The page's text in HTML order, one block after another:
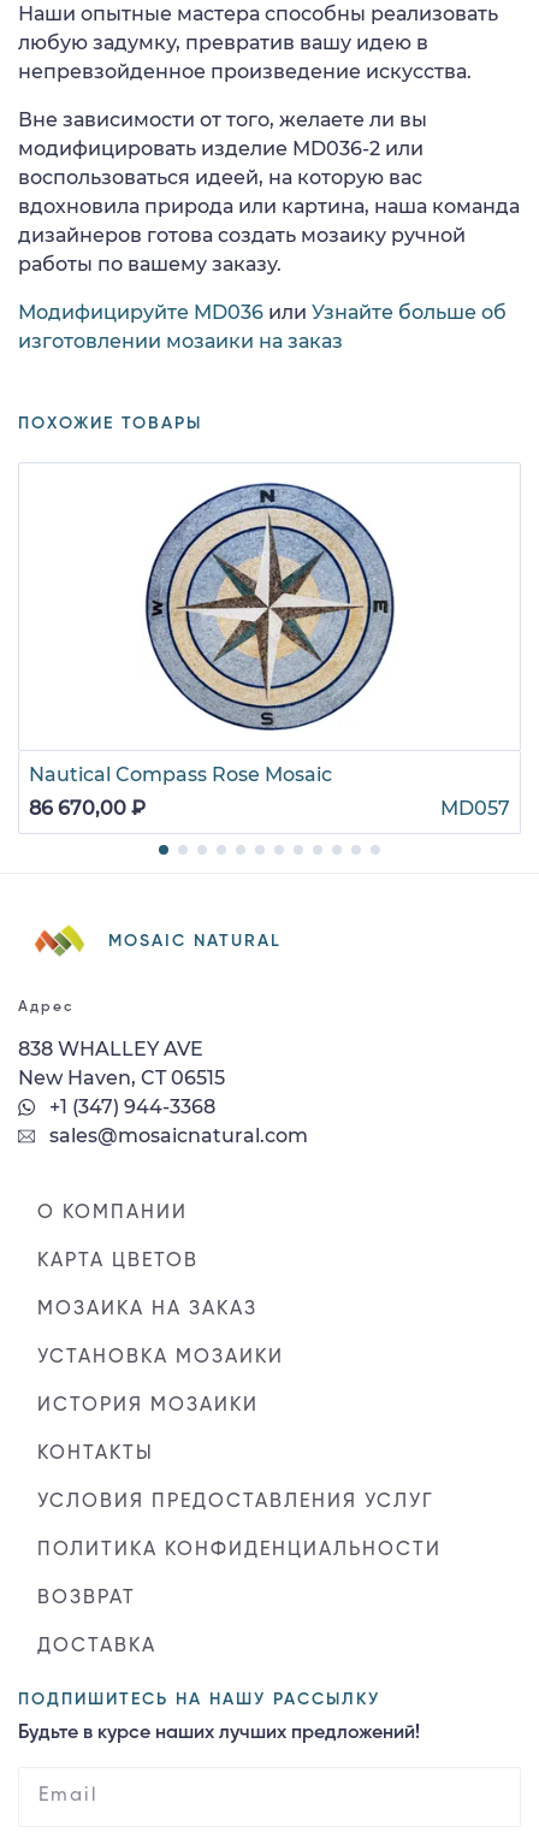
Наши опытные мастера способны реализовать
любую задумку, превратив вашу идею в
непревзойденное произведение искусства.
Вне зависимости от того, желаете ли вы
модифицировать изделие MD036-2 или
воспользоваться идеей, на которую вас
вдохновила природа или картина, наша команда
дизайнеров готова создать мозаику ручной
работы по вашему заказу.
Модифицируйте MD036 или Узнайте больше об
изготовлении мозаики на заказ
ПОХОЖИЕ ТОВАРЫ
Nautical Compass Rose Mosaic
86 670,00 ₽
MD057
MOSAIC NATURAL
Адрес
838 WHALLEY AVE
New Haven, CT 06515
+1 (347) 944-3368
sales@mosaicnatural.com
О КОМПАНИИ
КАРТА ЦВЕТОВ
МОЗАИКА НА ЗАКАЗ
УСТАНОВКА МОЗАИКИ
ИСТОРИЯ МОЗАИКИ
КОНТАКТЫ
УСЛОВИЯ ПРЕДОСТАВЛЕНИЯ УСЛУГ
ПОЛИТИКА КОНФИДЕНЦИАЛЬНОСТИ
ВОЗВРАТ
ДОСТАВКА
ПОДПИШИТЕСЬ НА НАШУ РАССЫЛКУ
Будьте в курсе наших лучших предложений!